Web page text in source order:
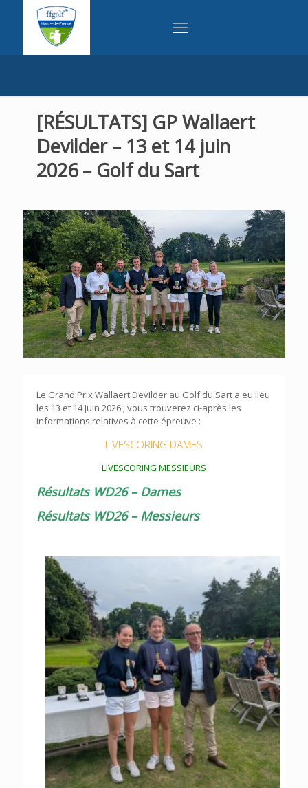
[RÉSULTATS] GP Wallaert
Devilder – 13 et 14 juin
2026 – Golf du Sart
Le Grand Prix Wallaert Devilder au Golf du Sart a eu lieu
les 13 et 14 juin 2026 ; vous trouverez ci-après les
informations relatives à cette épreuve :
LIVESCORING DAMES
LIVESCORING MESSIEURS
Résultats WD26 – Dames
Résultats WD26 – Messieurs